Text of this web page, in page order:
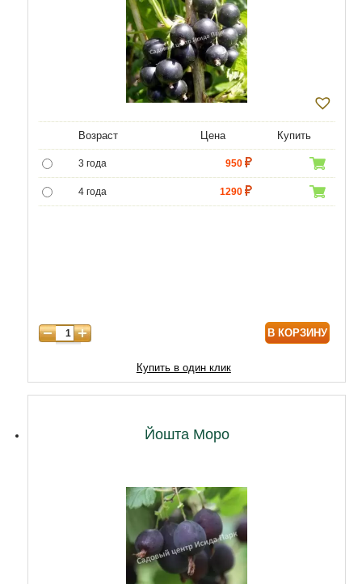
Возраст Цена Купить
3 года 950
4 года 1290
В КОРЗИНУ
Купить в один клик
Йошта Моро